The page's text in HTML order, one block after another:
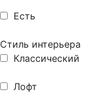
Есть
Стиль интерьера
Классический
Лофт